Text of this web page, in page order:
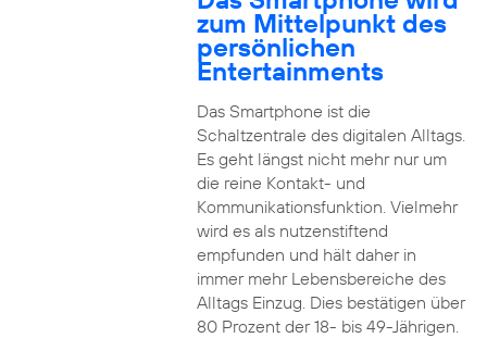
zum Mittelpunkt des
persönlichen
Entertainments
Das Smartphone ist die
Schaltzentrale des digitalen Alltags.
Es geht längst nicht mehr nur um
die reine Kontakt- und
Kommunikationsfunktion. Vielmehr
wird es als nutzenstiftend
empfunden und hält daher in
immer mehr Lebensbereiche des
Alltags Einzug. Dies bestätigen über
80 Prozent der 18- bis 49-Jährigen.